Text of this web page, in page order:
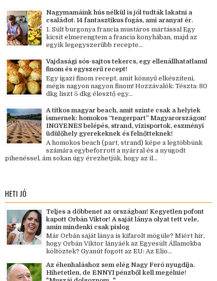
Nagymamáink hús nélkül is jól tudták lakatni a
családot. 14 fantasztikus fogás, ami aranyat ér.
1. Sült burgonya francia mustáros mártással Egy
kicsit elmerengtem a francia konyhában, majd az
egyik legegyszerűbb recepte...
Vajdasági sós-sajtos tekercs, egy ellenállhatatlanul
finom és egyszerű recept!
Egy igazi finom recept, amit könnyű elkészíteni,
mégis nagyon nagyon finom! Hozzávalók: Tészta: 80
dkg liszt 5 dkg élesztő egy...
A titkos magyar beach, amit szinte csak a helyiek
ismernek: homokos “tengerpart” Magyarországon!
INGYENES belépés, strand, vízisportok, eszményi
üdülőhely gyerekeknek és felnőtteknek!
A homokos beach (part, strand) képe a legtöbbünk
számára egybeforrott a nyárral és a nyugodt
pihenéssel, ám sokan úgy érezhetjük, hogy az il...
HETI JÓ
Teljes a döbbenet az országban! Kegyetlen pofont
kapott Orbán Viktor! A saját lánya olyat tett vele,
amin mindenki csak pislog
Már Orbán saját lánya is kifarolt mögüle? Miért hír,
hogy Orbán Viktor lányáék az Egyesült Államokba
költöztek? Gyanút fogott az EU: Az Elio...
Az éhenhaláshoz sem elég Nagy Feró nyugdíja.
Hihetetlen, de ENNYI pénzből kell megélnie!